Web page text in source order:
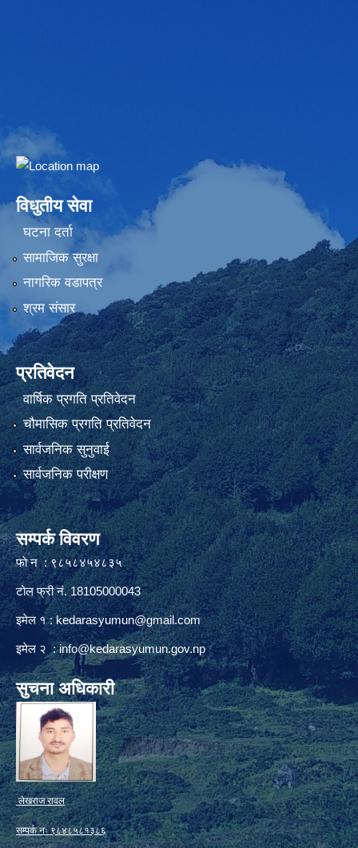
Embed Google Map
विधुतीय सेवा
घटना दर्ता
सामाजिक सुरक्षा
नागरिक वडापत्र
श्रम संसार
प्रतिवेदन
वार्षिक प्रगति प्रतिवेदन
चौमासिक प्रगति प्रतिवेदन
सार्वजनिक सुनुवाई
सार्वजनिक परीक्षण
सम्पर्क विवरण
फाे न : ९८५८४५४८३५
टोल फ्री नं. 18105000043
इमेल १ :kedarasyumun@gmail.com
इमेल २ :info@kedarasyumun.gov.np
सुचना अधिकारी
लेखराज रावल
सम्पर्क नः ९८४८५८१३८६